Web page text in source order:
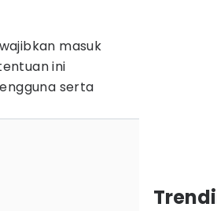
masuk
ini
serta